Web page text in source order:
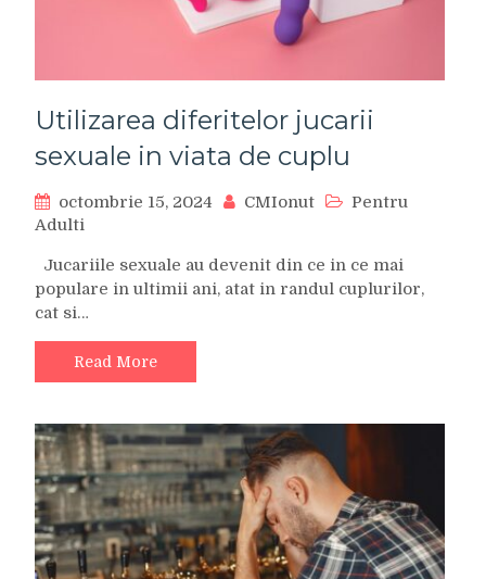
Utilizarea diferitelor jucarii
sexuale in viata de cuplu
octombrie 15, 2024 CMIonut
Pentru
Adulti
Jucariile sexuale au devenit din ce in ce mai
populare in ultimii ani, atat in randul cuplurilor,
cat si…
Read More